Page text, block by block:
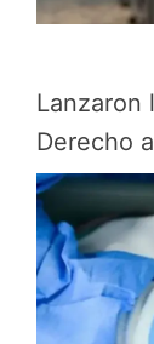
Lanzaron
Derecho